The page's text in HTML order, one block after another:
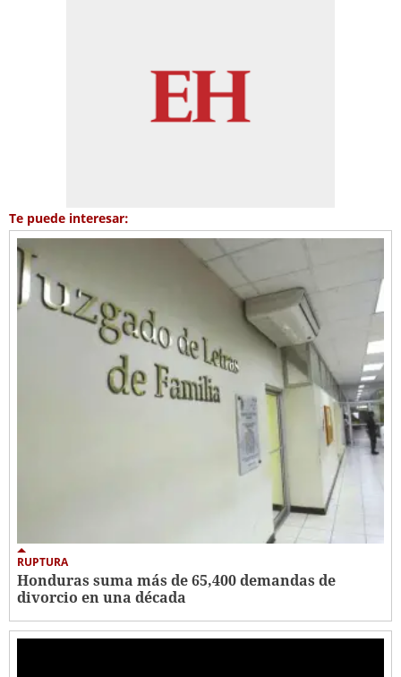
Te puede interesar:
RUPTURA
Honduras suma más de 65,400 demandas de
divorcio en una década